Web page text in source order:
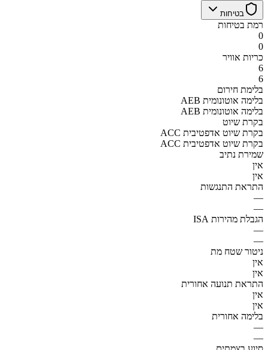
בטיחות
רמת בטיחות
0
0
כריות אוויר
6
6
בלימת חירום
AEB בלימה אוטונומית
AEB בלימה אוטונומית
בקרת שיוט
ACC בקרת שיוט אדפטיבית
ACC בקרת שיוט אדפטיבית
שמירת נתיב
אין
אין
התראת התנגשות
—
—
הגבלת מהירות ISA
—
—
ניטור שטח מת
אין
אין
התראת תנועה אחורית
אין
אין
בלימה אחורית
—
—